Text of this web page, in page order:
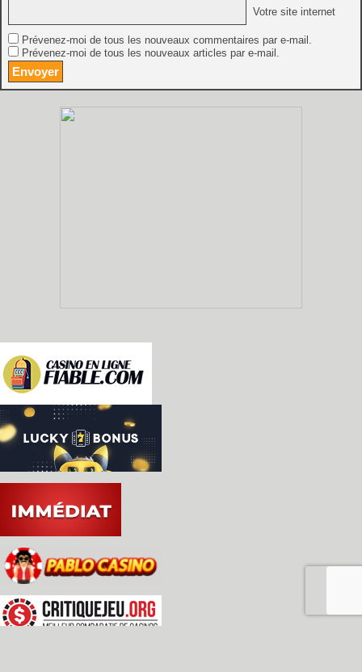
Votre site internet
Prévenez-moi de tous les nouveaux commentaires par e-mail.
Prévenez-moi de tous les nouveaux articles par e-mail.